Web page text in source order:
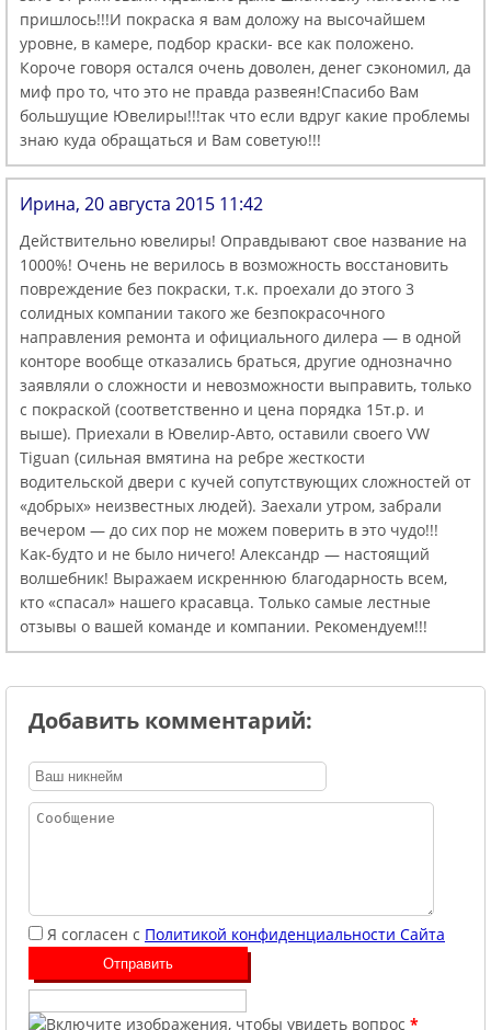
пришлось!!!И покраска я вам доложу на высочайшем
уровне, в камере, подбор краски- все как положено.
Короче говоря остался очень доволен, денег сэкономил, да
миф про то, что это не правда развеян!Спасибо Вам
большущие Ювелиры!!!так что если вдруг какие проблемы
знаю куда обращаться и Вам советую!!!
Ирина, 20 августа 2015 11:42
Действительно ювелиры! Оправдывают свое название на
1000%! Очень не верилось в возможность восстановить
повреждение без покраски, т.к. проехали до этого 3
солидных компании такого же безпокрасочного
направления ремонта и официального дилера — в одной
конторе вообще отказались браться, другие однозначно
заявляли о сложности и невозможности выправить, только
с покраской (соответственно и цена порядка 15т.р. и
выше). Приехали в Ювелир-Авто, оставили своего VW
Tiguan (сильная вмятина на ребре жесткости
водительской двери с кучей сопутствующих сложностей от
«добрых» неизвестных людей). Заехали утром, забрали
вечером — до сих пор не можем поверить в это чудо!!!
Как-будто и не было ничего! Александр — настоящий
волшебник! Выражаем искреннюю благодарность всем,
кто «спасал» нашего красавца. Только самые лестные
отзывы о вашей команде и компании. Рекомендуем!!!
Добавить комментарий:
Я согласен с Политикой конфиденциальности Сайта
*